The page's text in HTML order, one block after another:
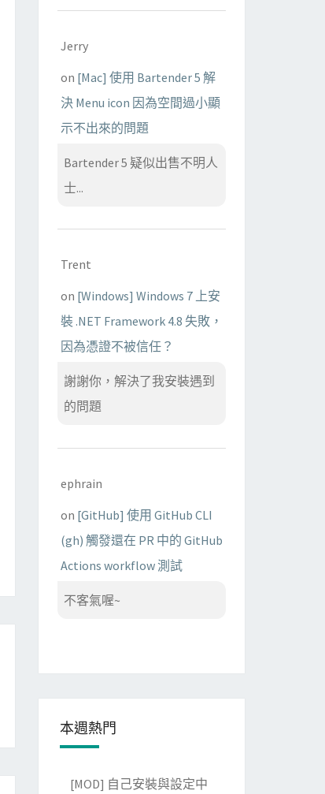
Jerry
on [Mac] 使用 Bartender 5 解
決 Menu icon 因為空間過小顯
示不出來的問題
Bartender 5 疑似出售不明人
士...
Trent
on [Windows] Windows 7 上安
裝 .NET Framework 4.8 失敗，
因為憑證不被信任？
謝謝你，解決了我安裝遇到
的問題
ephrain
on [GitHub] 使用 GitHub CLI
(gh) 觸發還在 PR 中的 GitHub
Actions workflow 測試
不客氣喔~
本週熱門
[MOD] 自己安裝與設定中